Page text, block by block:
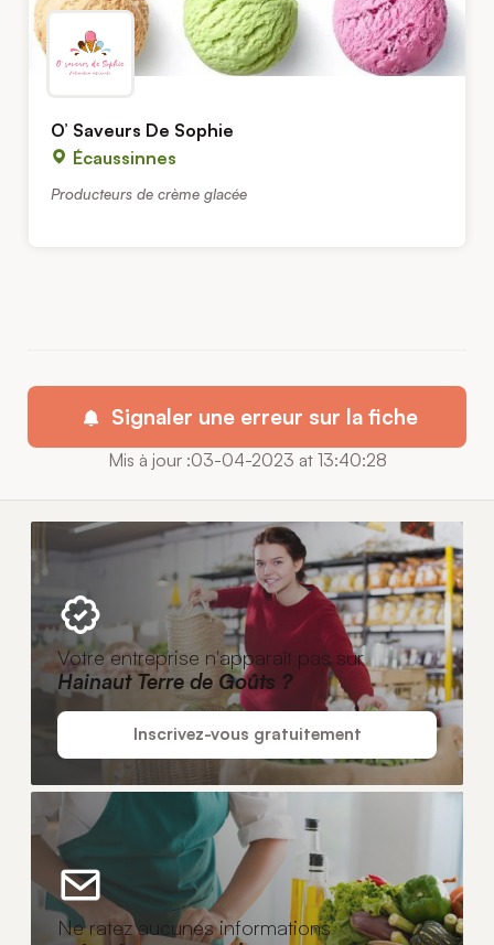
O’ Saveurs De Sophie
Écaussinnes
Producteurs de crème glacée
Signaler une erreur sur la fiche
Mis à jour :03-04-2023 at 13:40:28
Votre entreprise n'apparaît pas sur
Hainaut Terre de Goûts ?
Inscrivez-vous gratuitement
Ne ratez aucunes informations